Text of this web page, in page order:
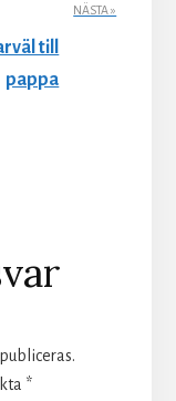
NÄSTA »
till
pappa
*